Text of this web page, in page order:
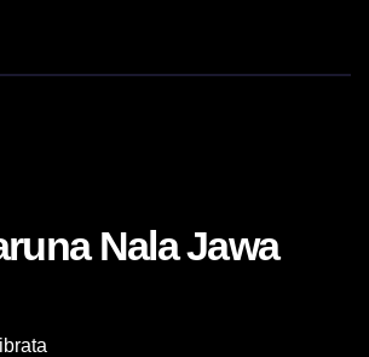
Nala Jawa